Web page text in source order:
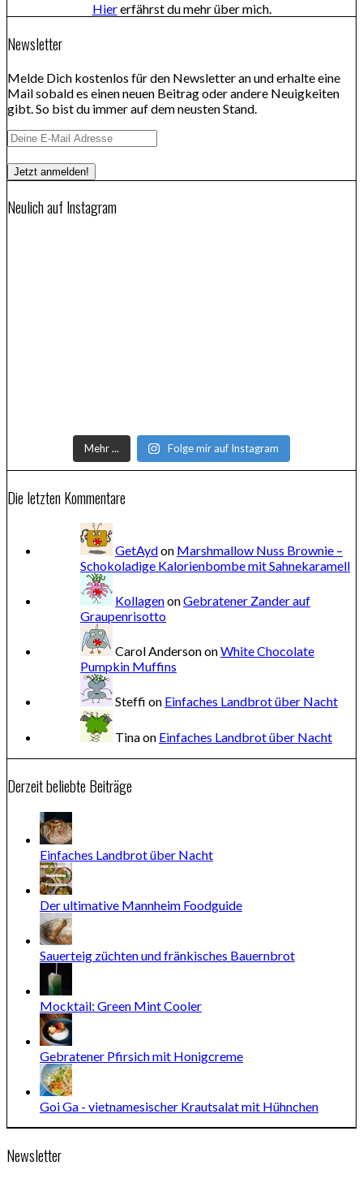
Hiererfährst du mehr über mich.
Newsletter
Melde Dich kostenlos für den Newsletter an und erhalte eine
Mail sobald es einen neuen Beitrag oder andere Neuigkeiten
gibt. So bist du immer auf dem neusten Stand.
Neulich auf Instagram
Mehr ... Folge mir auf Instagram
Die letzten Kommentare
GetAydon Marshmallow Nuss Brownie –
Schokoladige Kalorienbombe mit Sahnekaramell
KollagenonGebratener Zander auf
Graupenrisotto
Carol AndersononWhite Chocolate
Pumpkin Muffins
Steffi on Einfaches Landbrot über Nacht
Tinaon Einfaches Landbrot über Nacht
Derzeit beliebte Beiträge
Einfaches Landbrot über Nacht
Der ultimative Mannheim Foodguide
Sauerteig züchten und fränkisches Bauernbrot
Mocktail: Green Mint Cooler
Gebratener Pfirsich mit Honigcreme
Goi Ga - vietnamesischer Krautsalat mit Hühnchen
Newsletter